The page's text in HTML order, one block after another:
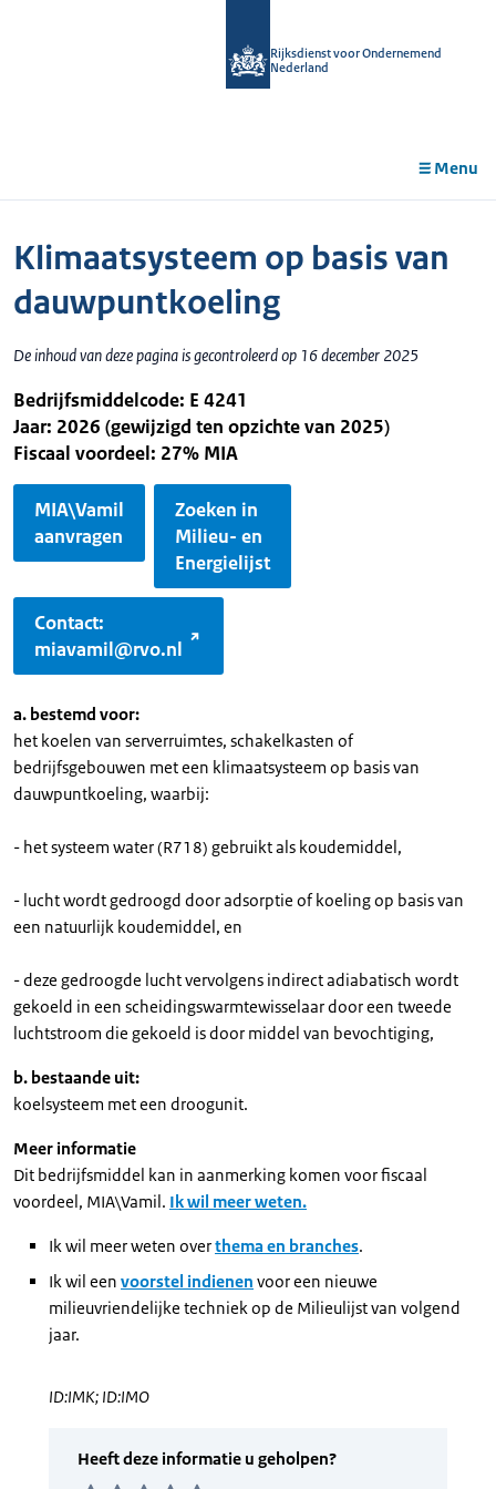
Rijksdienst voor Ondernemend
Nederland
Menu
Klimaatsysteem op basis van
dauwpuntkoeling
De inhoud van deze pagina is gecontroleerd op 16 december 2025
Bedrijfsmiddelcode: E 4241
Jaar: 2026 (gewijzigd ten opzichte van 2025)
Fiscaal voordeel: 27% MIA
MIA\Vamil
aanvragen
Zoeken in
Milieu- en
Energielijst
Contact:
miavamil@rvo.nl
a. bestemd voor:
het koelen van serverruimtes, schakelkasten of
bedrijfsgebouwen met een klimaatsysteem op basis van
dauwpuntkoeling, waarbij:
- het systeem water (R718) gebruikt als koudemiddel,
- lucht wordt gedroogd door adsorptie of koeling op basis van
een natuurlijk koudemiddel, en
- deze gedroogde lucht vervolgens indirect adiabatisch wordt
gekoeld in een scheidingswarmtewisselaar door een tweede
luchtstroom die gekoeld is door middel van bevochtiging,
b. bestaande uit:
koelsysteem met een droogunit.
Meer informatie
Dit bedrijfsmiddel kan in aanmerking komen voor fiscaal
voordeel, MIA\Vamil. Ik wil meer weten.
Ik wil meer weten overthema en branches.
Ik wil een voorstel indienen voor een nieuwe
milieuvriendelijke techniek op de Milieulijst van volgend
jaar.
ID:IMK; ID:IMO